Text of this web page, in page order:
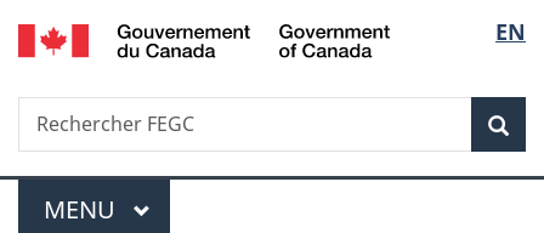
Passer
au
Passer
à
du
Passer
à
simplifiée
de
la
EN
Recherche
Rechercher
FEGC
Menu
MENU PRINCIPAL